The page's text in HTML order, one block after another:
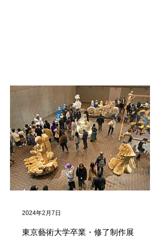
東京藝術大学卒業・修了制作展
2024年2月7日